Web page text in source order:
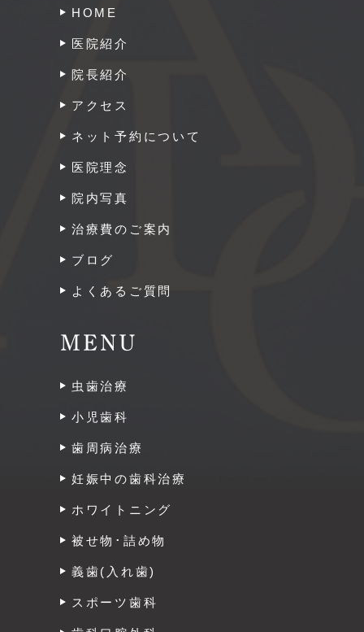
HOME
医院紹介
院長紹介
アクセス
ネット予約について
医院理念
院内写真
治療費のご案内
ブログ
よくあるご質問
MENU
虫歯治療
小児歯科
歯周病治療
妊娠中の歯科治療
ホワイトニング
被せ物･詰め物
義歯(入れ歯)
スポーツ歯科